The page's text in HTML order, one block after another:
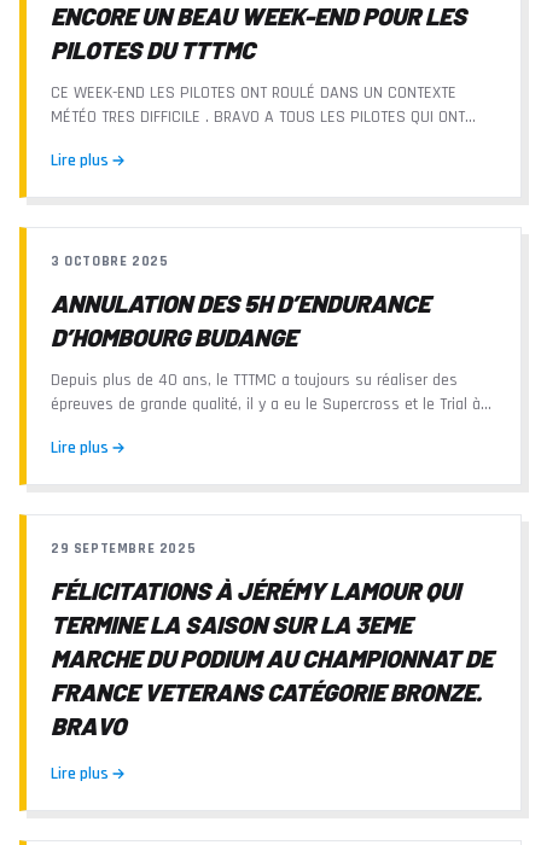
ENCORE UN BEAU WEEK-END POUR LES
PILOTES DU TTTMC
CE WEEK-END LES PILOTES ONT ROULÉ DANS UN CONTEXTE
MÉTÉO TRES DIFFICILE . BRAVO A TOUS LES PILOTES QUI ONT
Lire plus
3 OCTOBRE 2025
ANNULATION DES 5H D’ENDURANCE
D’HOMBOURG BUDANGE
Depuis plus de 40 ans, le TTTMC a toujours su réaliser des
épreuves de grande qualité, il y a eu le Supercross et le Trial à
Lire plus
29 SEPTEMBRE 2025
FÉLICITATIONS À JÉRÉMY LAMOUR QUI
TERMINE LA SAISON SUR LA 3EME
MARCHE DU PODIUM AU CHAMPIONNAT DE
FRANCE VETERANS CATÉGORIE BRONZE.
BRAVO
Lire plus